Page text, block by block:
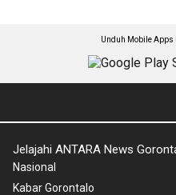
Unduh Mobile Apps
Jelajahi ANTARA News
Nasional
Kabar Gorontalo